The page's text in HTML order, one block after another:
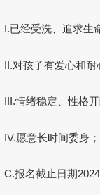
I.已经受洗、追求生
II.对孩子有爱心和
III.情绪稳定、性格开
IV.愿意长时间委身；
C.报名截止日期